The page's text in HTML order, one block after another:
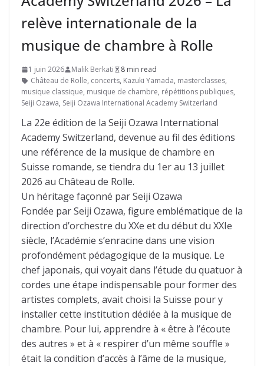
relève internationale de la
musique de chambre à Rolle
1 juin 2026 Malik Berkati
8 min read
Château de Rolle, concerts, Kazuki Yamada, masterclasses,
musique classique, musique de chambre, répétitions publiques,
Seiji Ozawa, Seiji Ozawa International Academy Switzerland
La 22e édition de la Seiji Ozawa International
Academy Switzerland, devenue au fil des éditions
une référence de la musique de chambre en
Suisse romande, se tiendra du 1er au 13 juillet
2026 au Château de Rolle.
Un héritage façonné par Seiji Ozawa
Fondée par Seiji Ozawa, figure emblématique de la
direction d’orchestre du XXe et du début du XXIe
siècle, l’Académie s’enracine dans une vision
profondément pédagogique de la musique. Le
chef japonais, qui voyait dans l’étude du quatuor à
cordes une étape indispensable pour former des
artistes complets, avait choisi la Suisse pour y
installer cette institution dédiée à la musique de
chambre. Pour lui, apprendre à « être à l’écoute
des autres » et à « respirer d’un même souffle »
était la condition d’accès à l’âme de la musique,